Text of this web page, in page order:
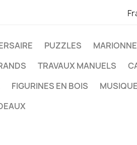
PUZZLES
TRAVAUX MANUELS
FIGURINES EN BOIS MUSIQUE